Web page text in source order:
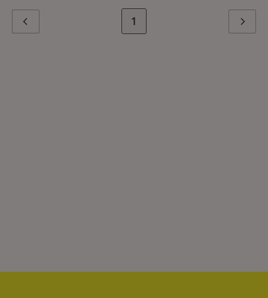
Zur letzten Seite
1 Weiter